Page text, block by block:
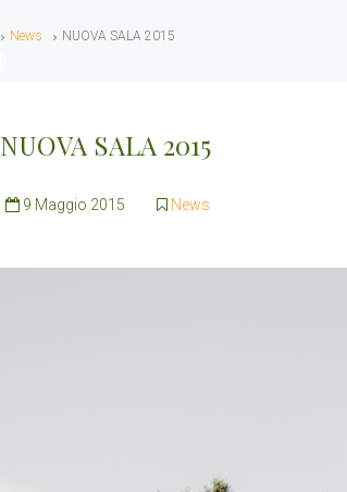
News NUOVA SALA 2015
NUOVA SALA 2015
9 Maggio 2015 News